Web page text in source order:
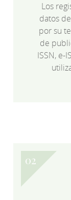
Los
datos
por su
de
ISSN, e-